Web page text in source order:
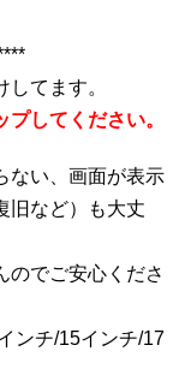
てます。
してください。
ない、画面が表示
旧など）も大丈
のでご安心くださ
ンチ/15インチ/17